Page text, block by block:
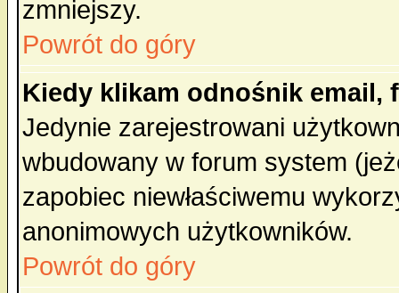
zmniejszy.
Powrót do góry
Kiedy klikam odnośnik email,
Jedynie zarejestrowani
wbudowany w forum system
zapobiec niewłaściwemu
anonimowych użytkowników.
Powrót do góry